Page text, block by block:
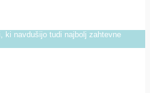
ki navdušijo tudi najbolj zahtevne